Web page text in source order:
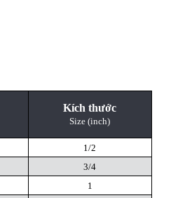
Kích thước
Size (inch)
1/2
3/4
1